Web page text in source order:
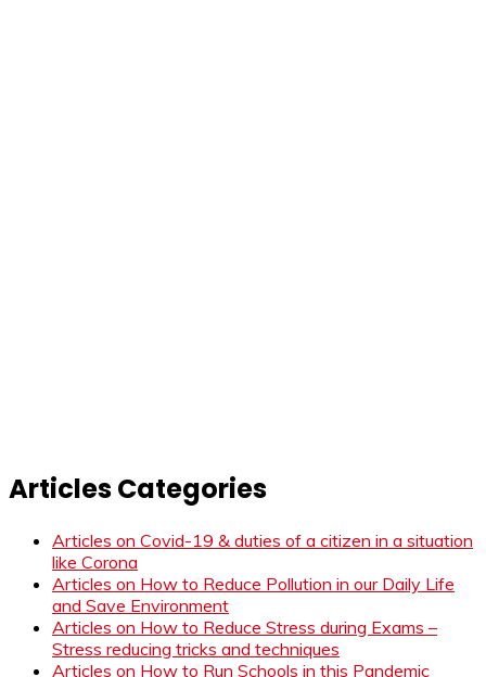
Articles Categories
Articles on Covid-19 & duties of a citizen in a situation
like Corona
Articles on How to Reduce Pollution in our Daily Life
and Save Environment
Articles on How to Reduce Stress during Exams –
Stress reducing tricks and techniques
Articles on How to Run Schools in this Pandemic